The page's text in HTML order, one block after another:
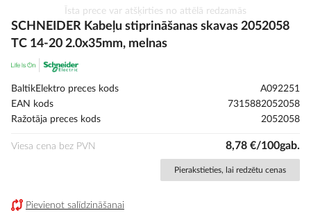
uz
galerijas
Īsta prece var atšķirties no attēlā redzamās
SCHNEIDER Kabeļu stiprināšanas skavas 2052058
TC 14-20 2.0x35mm, melnas
BaltikElektro preces kods
A092251
EAN kods
7315882052058
Ražotāja preces kods
2052058
Viesa cena bez PVN 8,78 €/100gab.
Pierakstieties, lai redzētu cenas
Pievienot salīdzināšanai